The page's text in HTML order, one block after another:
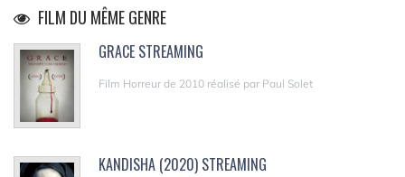
FILM DU MÊME GENRE
GRACE STREAMING
Film Horreur de 2010 réalisé par Paul Solet
KANDISHA (2020) STREAMING